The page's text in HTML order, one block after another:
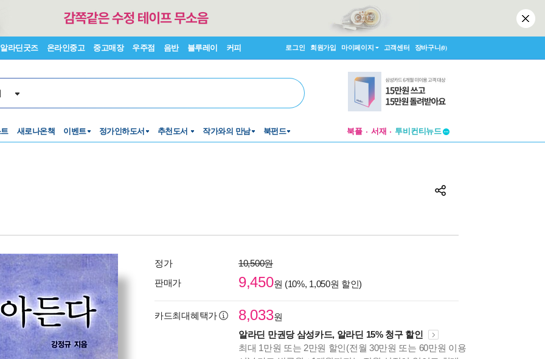
알라딘굿즈 온라인중고 중고매장 우주점 음반 블루레이 커피 로그인 회원가입 마이페이지 고객센터 장바구니(0)
새로나온책 이벤트 정가인하도서 추천도서 작가와의 만남 북펀드 북플 서재
투비컨티뉴드
정가
10,500원
판매가
9,450원 (10%, 1,050원 할인)
카드최대혜택가 8,033원
알라딘 만권당 삼성카드, 알라딘 15% 청구 할인
최대 1만원 또는 2만원 할인(전월 30만원 또는 60만원 이용